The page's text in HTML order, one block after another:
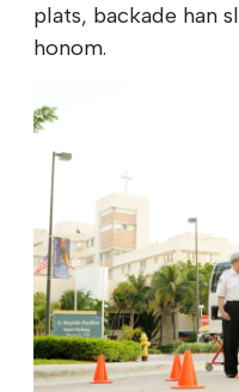
plats, backade han
honom.